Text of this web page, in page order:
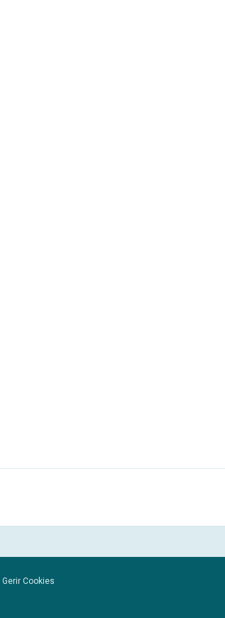
Gerir Cookies